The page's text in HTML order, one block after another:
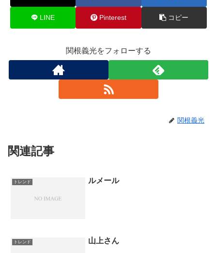
LINE Pinterest コピー
関根義光をフォローする
関根義光
関連記事
トレンド ルメール
トレンド 山上さん